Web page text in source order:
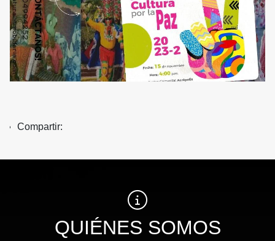
Compartir:
QUIÉNES SOMOS